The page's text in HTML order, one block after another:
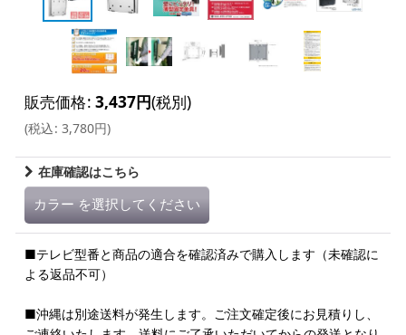
販売価格: 3,437円(税別)
(税込: 3,780円)
在庫確認はこちら
カラー を選択してください
■テレビ型番と商品の適合を確認済みで購入します（未確認に
よる返品不可）
■沖縄は別途送料が発生します。ご注文確定後にお見積りし、